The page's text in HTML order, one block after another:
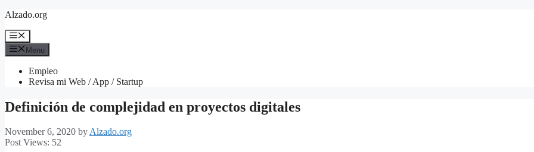
Skip
content
Alzado.org
Menu
Menu
Empleo
Revisa mi Web / App / Startup
Definición de complejidad en proyectos digitales
November 6, 2020 byAlzado.org
Post Views: 52